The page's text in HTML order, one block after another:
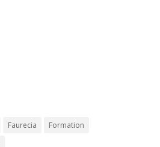
Faurecia
Formation